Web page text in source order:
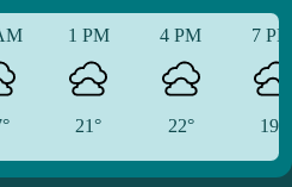
1 PM
21°
4 PM
22°
7
19°